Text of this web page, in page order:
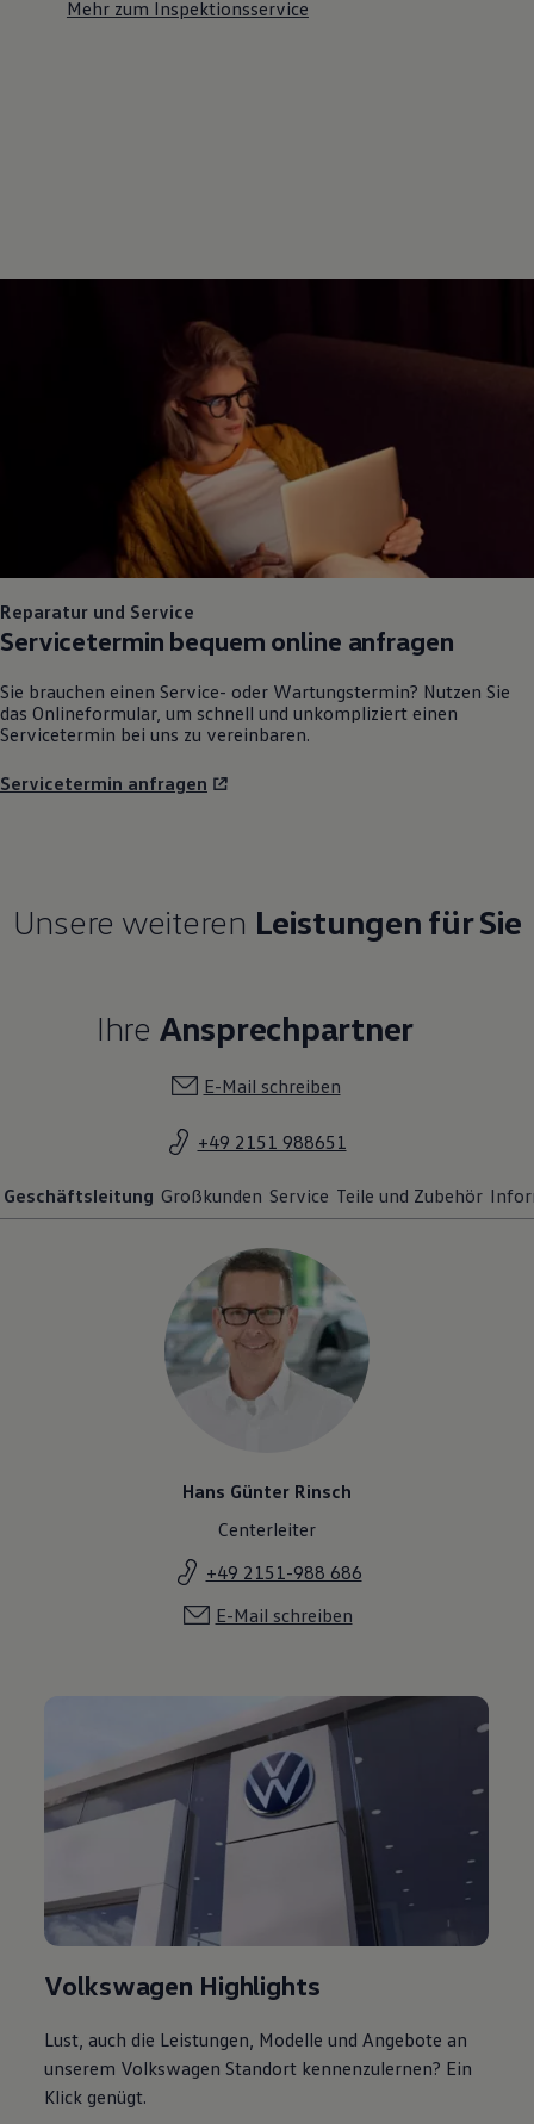
Mehr zum Inspektionsservice
Reparatur und Service
Servicetermin bequem online anfragen
Sie brauchen einen Service- oder Wartungstermin? Nutzen Sie
das Onlineformular, um schnell und unkompliziert einen
Servicetermin bei uns zu vereinbaren.
Servicetermin anfragen
Unsere weiteren Leistungen für Sie
Ihre Ansprechpartner
E-Mail schreiben
+49 2151 988651
Geschäftsleitung Großkunden Service Teile und Zubehör
Hans Günter Rinsch
Centerleiter
+49 2151-988 686
E-Mail schreiben
Volkswagen Highlights
Lust, auch die Leistungen, Modelle und Angebote an
unserem Volkswagen Standort kennenzulernen? Ein
Klick genügt.